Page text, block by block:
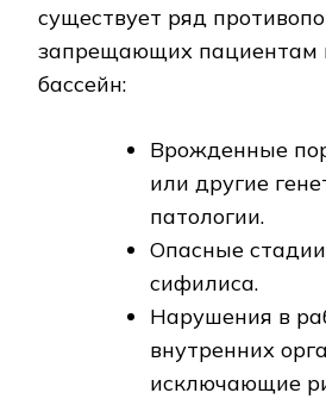
существует ряд
запрещающих пациентам
бассейн:
Врожденные
или другие
патологии.
Опасные
сифилиса.
Нарушения в
внутренних
исключающие